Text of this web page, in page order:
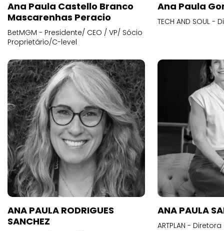
Ana Paula Castello Branco
Mascarenhas Peracio
BetMGM - Presidente/ CEO / VP/ Sócio
Proprietário/C-level
Ana Paula
TECH AND SOUL
ANA PAULA RODRIGUES
SANCHEZ
ANA PAULA
ARTPLAN -